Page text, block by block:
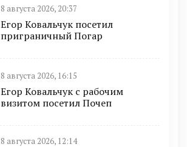
8 августа 2026, 20:37
Егор Ковальчук посетил
приграничный Погар
8 августа 2026, 16:15
Егор Ковальчук с рабочим
визитом посетил Почеп
8 августа 2026, 12:14